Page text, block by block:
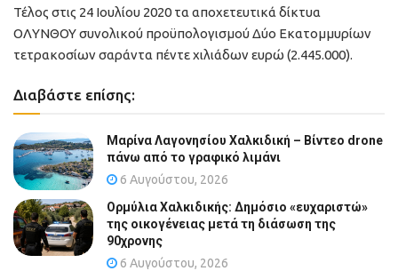
Τέλος στις 24 Ιουλίου 2020 τα αποχετευτικά δίκτυα
ΟΛΥΝΘΟΥ συνολικού προϋπολογισμού Δύο Εκατομμυρίων
τετρακοσίων σαράντα πέντε χιλιάδων ευρώ (2.445.000).
Διαβάστε επίσης:
Μαρίνα Λαγονησίου Χαλκιδική – Βίντεο drone
πάνω από το γραφικό λιμάνι
6 Αυγούστου, 2026
Ορμύλια Χαλκιδικής: Δημόσιο «ευχαριστώ»
της οικογένειας μετά τη διάσωση της
90χρονης
6 Αυγούστου, 2026